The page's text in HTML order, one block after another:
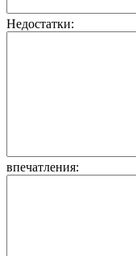
Недостатки:
впечатления: